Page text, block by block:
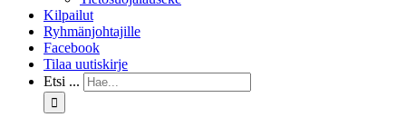
Kilpailut
Ryhmänjohtajille
Facebook
Tilaa uutiskirje
Etsi ...